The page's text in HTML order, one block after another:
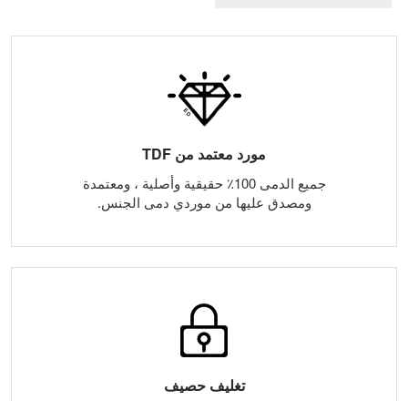
مورد معتمد من TDF
جميع الدمى 100٪ حقيقية وأصلية ، ومعتمدة
ومصدق عليها من موردي دمى الجنس.
تغليف حصيف